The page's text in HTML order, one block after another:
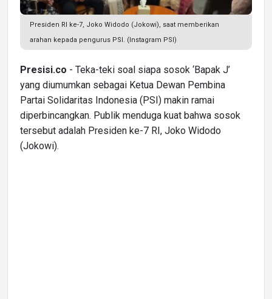
Presiden RI ke-7, Joko Widodo (Jokowi), saat memberikan
arahan kepada pengurus PSI. (Instagram PSI)
Presisi.co - Teka-teki soal siapa sosok ‘Bapak J’
yang diumumkan sebagai Ketua Dewan Pembina
Partai Solidaritas Indonesia (PSI) makin ramai
diperbincangkan. Publik menduga kuat bahwa sosok
tersebut adalah Presiden ke-7 RI, Joko Widodo
(Jokowi).